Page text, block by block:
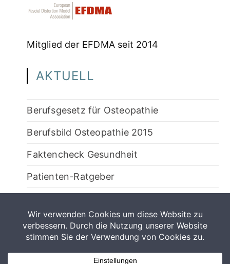
Mitglied der EFDMA seit 2014
AKTUELL
Berufsgesetz für Osteopathie
Berufsbild Osteopathie 2015
Faktencheck Gesundheit
Patienten-Ratgeber
der Osteopathie